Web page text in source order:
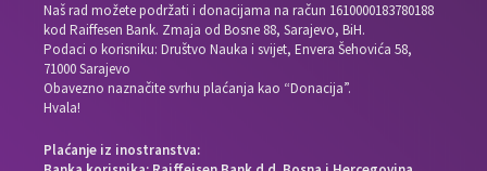
Naš rad možete podržati i donacijama na račun 1610000183780188
kod Raiffesen Bank. Zmaja od Bosne 88, Sarajevo, BiH.
Podaci o korisniku: Društvo Nauka i svijet, Envera Šehovića 58,
71000 Sarajevo
Obavezno naznačite svrhu plaćanja kao “Donacija”.
Hvala!
Plaćanje iz inostranstva: